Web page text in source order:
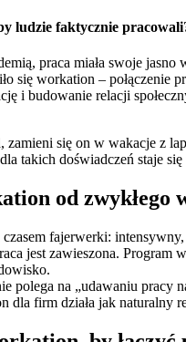
ludzie faktycznie
praca miała swoje
się workation – połączenie
i budowanie relacji
się on w wakacje z
takich doświadczeń staje
od zwykłego
fajerwerki:
jest zawieszona.
polega na „udawaniu pracy
dla firm działa jak naturalny